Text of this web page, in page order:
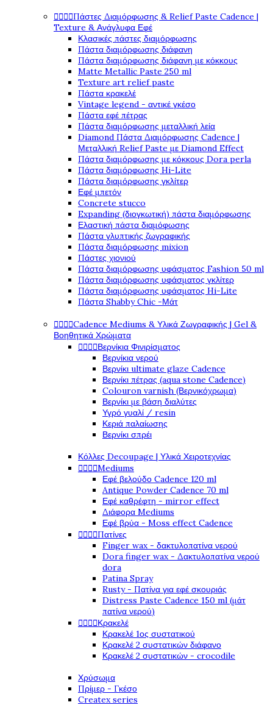
Πάστες Διαμόρφωσης & Relief Paste Cadence |
Texture & Ανάγλυφα Εφέ
Κλασικές πάστες διαμόρφωσης
Πάστα διαμόρφωσης διάφανη
Πάστα διαμόρφωσης διάφανη με κόκκους
Matte Metallic Paste 250 ml
Texture art relief paste
Πάστα κρακελέ
Vintage legend - αντικέ γκέσο
Πάστα εφέ πέτρας
Πάστα διαμόρφωσης μεταλλική λεία
Diamond Πάστα Διαμόρφωσης Cadence |
Μεταλλική Relief Paste με Diamond Effect
Πάστα διαμόρφωσης με κόκκους Dora perla
Πάστα διαμόρφωσης Hi-Lite
Πάστα διαμόρφωσης γκλίτερ
Εφέ μπετόν
Concrete stucco
Expanding (διογκωτική) πάστα διαμόρφωσης
Ελαστική πάστα διαμόφωσης
Πάστα γλυπτικής ζωγραφικής
Πάστα διαμόρφωσης mixion
Πάστες χιονιού
Πάστα διαμόρφωσης υφάσματος Fashion 50 ml
Πάστα διαμόρφωσης υφάσματος γκλίτερ
Πάστα διαμόρφωσης υφάσματος Hi-Lite
Πάστα Shabby Chic -Μάτ
Cadence Mediums & Υλικά Ζωγραφικής | Gel &
Βοηθητικά Χρώματα
Βερνίκια Φινιρίσματος
Βερνίκια νερού
Βερνίκι ultimate glaze Cadence
Βερνίκι πέτρας (aqua stone Cadence)
Colouron varnish (Βερνικόχρωμα)
Βερνίκι με βάση διαλύτες
Υγρό γυαλί / resin
Κεριά παλαίωσης
Βερνίκι σπρέι
Κόλλες Decoupage | Υλικά Χειροτεχνίας
Mediums
Εφέ βελούδο Cadence 120 ml
Antique Powder Cadence 70 ml
Εφέ καθρέφτη - mirror effect
Διάφορα Mediums
Εφέ βρύα - Moss effect Cadence
Πατίνες
Finger wax - δακτυλοπατίνα νερού
Dora finger wax - Δακτυλοπατίνα νερού
dora
Patina Spray
Rusty - Πατίνα για εφέ σκουριάς
Distress Paste Cadence 150 ml (μάτ
πατίνα νερού)
Κρακελέ
Κρακελέ 1ος συστατικού
Κρακελέ 2 συστατικών διάφανο
Κρακελέ 2 συστατικών - crocodile
Χρύσωμα
Πρίμερ - Γκέσο
Createx series